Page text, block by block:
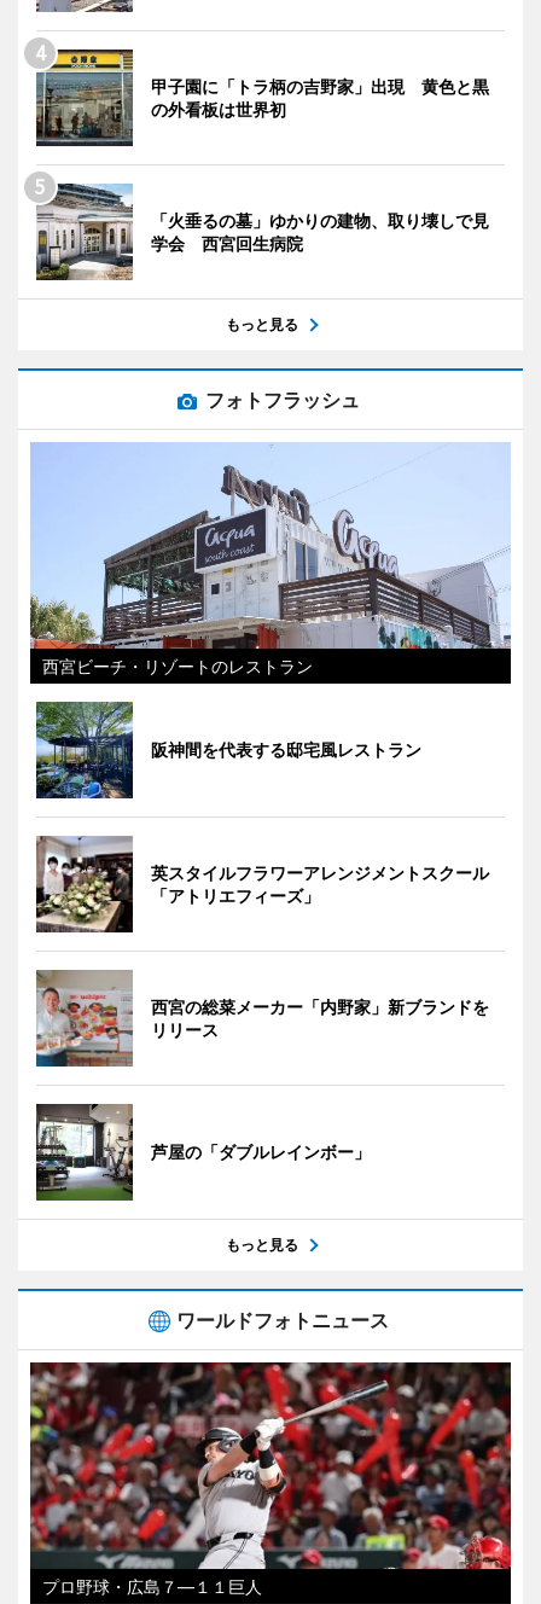
甲子園に「トラ柄の吉野家」出現 黄色と黒
の外看板は世界初
「火垂るの墓」ゆかりの建物、取り壊しで見
学会 西宮回生病院
もっと見る
フォトフラッシュ
西宮ビーチ・リゾートのレストラン
阪神間を代表する邸宅風レストラン
英スタイルフラワーアレンジメントスクール
「アトリエフィーズ」
西宮の総菜メーカー「内野家」新ブランドを
リリース
芦屋の「ダブルレインボー」
もっと見る
ワールドフォトニュース
プロ野球・広島７―１１巨人